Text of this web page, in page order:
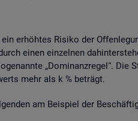
er­höh­tes Ri­si­ko der
einen ein­zel­nen
„Do­mi­nanz­re­gel“.
mehr als k % be­trägt.
am Bei­spiel der